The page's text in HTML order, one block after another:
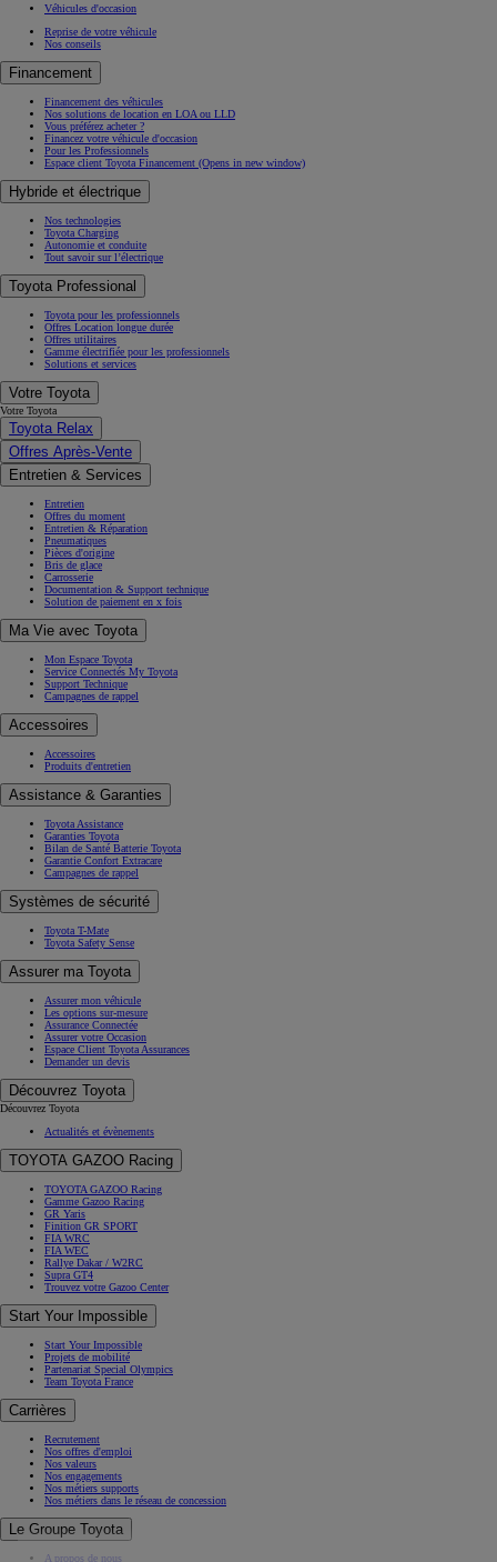
Véhicules d'occasion
Reprise de votre véhicule
Nos conseils
Financement
Financement des véhicules
Nos solutions de location en LOA ou LLD
Vous préférez acheter ?
Financez votre véhicule d'occasion
Pour les Professionnels
Espace client Toyota Financement(Opens in new window)
Hybride et électrique
Nos technologies
Toyota Charging
Autonomie et conduite
Tout savoir sur l’électrique
Toyota Professional
Toyota pour les professionnels
Offres Location longue durée
Offres utilitaires
Gamme électrifiée pour les professionnels
Solutions et services
Votre Toyota
Votre Toyota
Toyota Relax
Offres Après-Vente
Entretien & Services
Entretien
Offres du moment
Entretien & Réparation
Pneumatiques
Pièces d'origine
Bris de glace
Carrosserie
Documentation & Support technique
Solution de paiement en x fois
Ma Vie avec Toyota
Mon Espace Toyota
Service Connectés My Toyota
Support Technique
Campagnes de rappel
Accessoires
Accessoires
Produits d'entretien
Assistance & Garanties
Toyota Assistance
Garanties Toyota
Bilan de Santé Batterie Toyota
Garantie Confort Extracare
Campagnes de rappel
Systèmes de sécurité
Toyota T-Mate
Toyota Safety Sense
Assurer ma Toyota
Assurer mon véhicule
Les options sur-mesure
Assurance Connectée
Assurer votre Occasion
Espace Client Toyota Assurances
Demander un devis
Découvrez Toyota
Découvrez Toyota
Actualités et évènements
TOYOTA GAZOO Racing
TOYOTA GAZOO Racing
Gamme Gazoo Racing
GR Yaris
Finition GR SPORT
FIA WRC
FIA WEC
Rallye Dakar / W2RC
Supra GT4
Trouvez votre Gazoo Center
Start Your Impossible
Start Your Impossible
Projets de mobilité
Partenariat Special Olympics
Team Toyota France
Carrières
Recrutement
Nos offres d'emploi
Nos valeurs
Nos engagements
Nos métiers supports
Nos métiers dans le réseau de concession
Le Groupe Toyota